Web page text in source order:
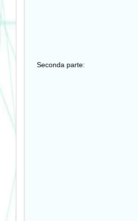
Seconda parte: